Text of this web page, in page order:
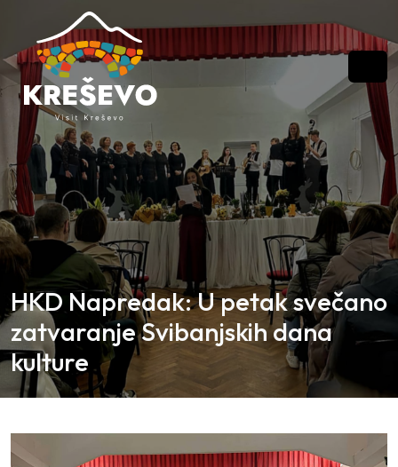
Skip to content
Skip to footer
HKD Napredak: U petak svečano
zatvaranje Svibanjskih dana
kulture